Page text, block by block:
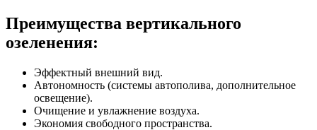
Преимущества вертикального
озеленения:
Эффектный внешний вид.
Автономность (системы автополива, дополнительное
освещение).
Очищение и увлажнение воздуха.
Экономия свободного пространства.